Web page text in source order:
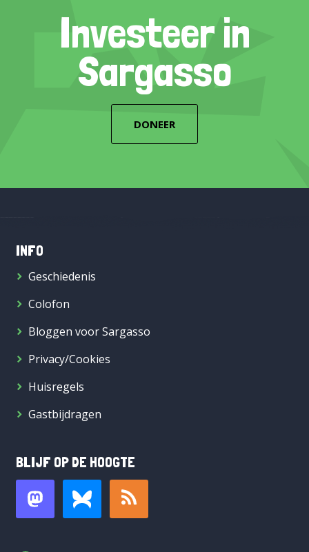
Investeer in
Sargasso
DONEER
INFO
Geschiedenis
Colofon
Bloggen voor Sargasso
Privacy/Cookies
Huisregels
Gastbijdragen
BLIJF OP DE HOOGTE